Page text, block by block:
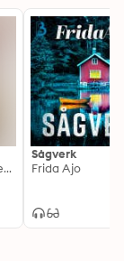
Gabriella Ullberg Westin
Sågverk
Frida Ajo